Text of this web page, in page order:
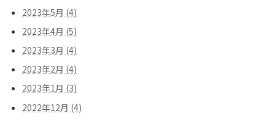
2023年5月 (4)
2023年4月 (5)
2023年3月 (4)
2023年2月 (4)
2023年1月 (3)
2022年12月 (4)